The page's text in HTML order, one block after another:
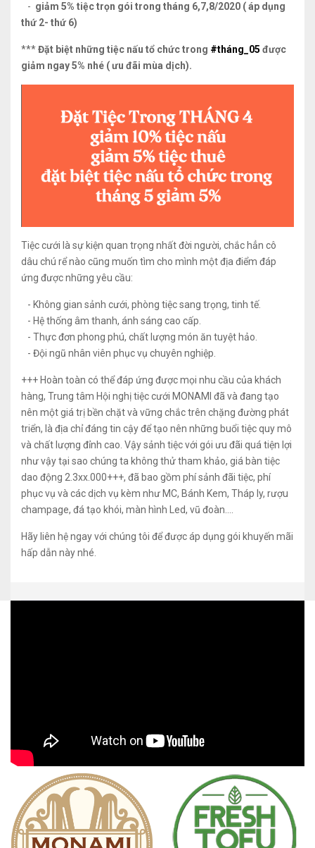
- giảm 5% tiệc trọn gói trong tháng 6,7,8/2020 ( áp dụng
thứ 2- thứ 6)
***Đặt biệt những tiệc nấu tổ chức trong #tháng_05 được
giảm ngay 5% nhé ( ưu đãi mùa dịch).
Tiệc cưới là sự kiện quan trọng nhất đời người, chắc hẳn cô
dâu chú rể nào cũng muốn tìm cho mình một địa điểm đáp
ứng được những yêu cầu:
- Không gian sảnh cưới, phòng tiệc sang trọng, tinh tế.
- Hệ thống âm thanh, ánh sáng cao cấp.
- Thực đơn phong phú, chất lượng món ăn tuyệt hảo.
- Đội ngũ nhân viên phục vụ chuyên nghiệp.
+++ Hoàn toàn có thể đáp ứng được mọi nhu cầu của khách
hàng, Trung tâm Hội nghị tiệc cưới MONAMI đã và đang tạo
nên một giá trị bền chặt và vững chắc trên chặng đường phát
triển, là địa chỉ đáng tin cậy để tạo nên những buổi tiệc quy mô
và chất lượng đỉnh cao. Vậy sảnh tiệc với gói ưu đãi quá tiện lợi
như vậy tại sao chúng ta không thử tham khảo, giá bàn tiệc
dao động 2.3xx.000+++, đã bao gồm phí sảnh đãi tiệc, phí
phục vụ và các dịch vụ kèm như MC, Bánh Kem, Tháp ly, rượu
champage, đá tạo khói, màn hình Led, vũ đoàn....
Hãy liên hệ ngay với chúng tôi để được áp dụng gói khuyến mãi
hấp dẫn này nhé.